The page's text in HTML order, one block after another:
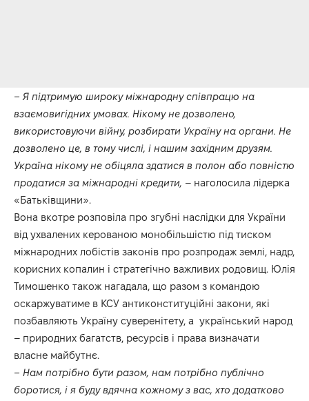
– Я підтримую широку міжнародну співпрацю на
взаємовигідних умовах. Нікому не дозволено,
використовуючи війну, розбирати Україну на органи. Не
дозволено це, в тому числі, і нашим західним друзям.
Україна нікому не обіцяла здатися в полон або повністю
продатися за міжнародні кредити, – наголосила лідерка
«Батьківщини».
Вона вкотре розповіла про згубні наслідки для України
від ухвалених керованою монобільшістю під тиском
міжнародних лобістів законів про розпродаж землі, надр,
корисних копалин і стратегічно важливих родовищ. Юлія
Тимошенко також нагадала, що разом з командою
оскаржуватиме в КСУ антиконституційні закони, які
позбавляють Україну суверенітету, а український народ
– природних багатств, ресурсів і права визначати
власне майбутнє.
– Нам потрібно бути разом, нам потрібно публічно
боротися, і я буду вдячна кожному з вас, хто додатково